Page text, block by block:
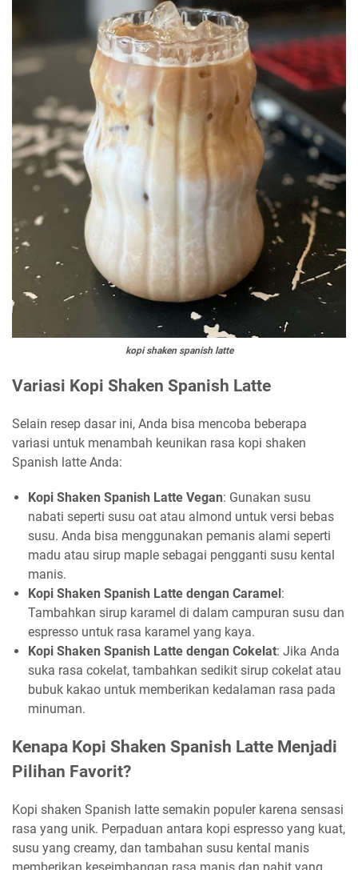
kopi shaken spanish latte
Variasi Kopi Shaken Spanish Latte
Selain resep dasar ini, Anda bisa mencoba beberapa
variasi untuk menambah keunikan rasa kopi shaken
Spanish latte Anda:
Kopi Shaken Spanish Latte Vegan: Gunakan susu
nabati seperti susu oat atau almond untuk versi bebas
susu. Anda bisa menggunakan pemanis alami seperti
madu atau sirup maple sebagai pengganti susu kental
manis.
Kopi Shaken Spanish Latte dengan Caramel:
Tambahkan sirup karamel di dalam campuran susu dan
espresso untuk rasa karamel yang kaya.
Kopi Shaken Spanish Latte dengan Cokelat: Jika Anda
suka rasa cokelat, tambahkan sedikit sirup cokelat atau
bubuk kakao untuk memberikan kedalaman rasa pada
minuman.
Kenapa Kopi Shaken Spanish Latte Menjadi
Pilihan Favorit?
Kopi shaken Spanish latte semakin populer karena sensasi
rasa yang unik. Perpaduan antara kopi espresso yang kuat,
susu yang creamy, dan tambahan susu kental manis